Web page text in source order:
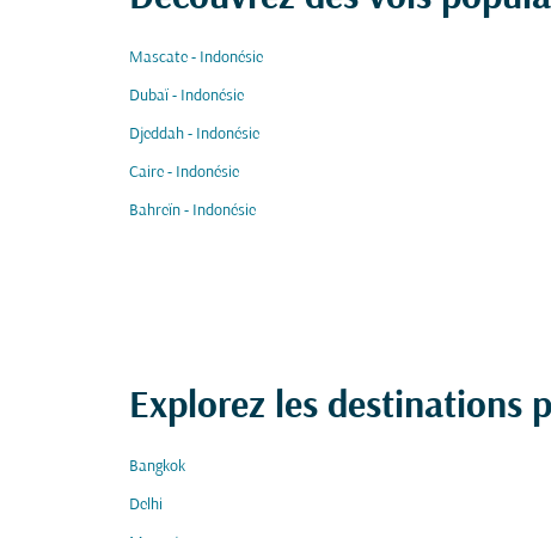
Mascate - Indonésie
Dubaï - Indonésie
Djeddah - Indonésie
Caire - Indonésie
Bahreïn - Indonésie
Explorez les destinations
Bangkok
Delhi